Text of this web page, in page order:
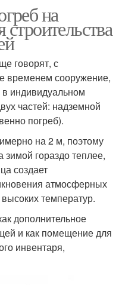
на
строительства
говорят, с
временем сооружение,
индивидуальном
частей: надземной
погреб).
на 2 м, поэтому
зимой гораздо теплее,
создает
атмосферных
температур.
дополнительное
и как помещение для
инвентаря,